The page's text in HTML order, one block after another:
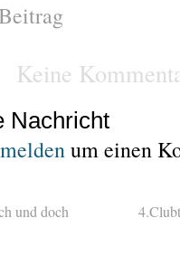
Keine
Nachricht
um einen
und doch